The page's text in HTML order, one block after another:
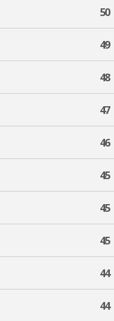
50
49
48
47
46
45
45
45
44
44